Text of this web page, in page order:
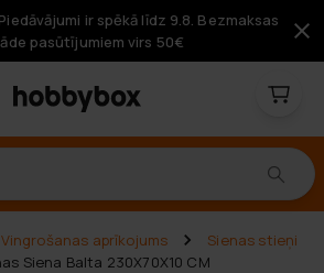
ir spēkā līdz 9.8. Bezmaksas
pasūtījumiem virs 50€
Vingrošanas aprīkojums
Sienas stieņi
Siena Balta 230X70X10 CM